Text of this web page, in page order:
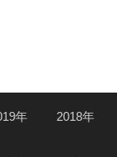
年 2018年